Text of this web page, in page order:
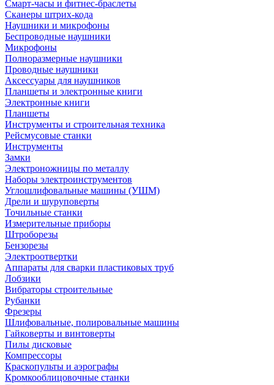
Смарт-часы и фитнес-браслеты
Сканеры штрих-кода
Наушники и микрофоны
Беспроводные наушники
Микрофоны
Полноразмерные наушники
Проводные наушники
Аксессуары для наушников
Планшеты и электронные книги
Электронные книги
Планшеты
Инструменты и строительная техника
Рейсмусовые станки
Инструменты
Замки
Электроножницы по металлу
Наборы электроинструментов
Углошлифовальные машины (УШМ)
Дрели и шуруповерты
Точильные станки
Измерительные приборы
Штроборезы
Бензорезы
Электроотвертки
Аппараты для сварки пластиковых труб
Лобзики
Вибраторы строительные
Рубанки
Фрезеры
Шлифовальные, полировальные машины
Гайковерты и винтоверты
Пилы дисковые
Компрессоры
Краскопульты и аэрографы
Кромкооблицовочные станки